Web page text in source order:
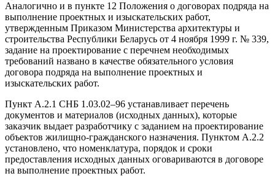
Аналогично и в пункте 12 Положения о договорах подряда на
выполнение проектных и изыскательских работ,
утвержденным Приказом Министерства архитектуры и
строительства Республики Беларусь от 4 ноября 1999 г. № 339,
задание на проектирование с перечнем необходимых
требований названо в качестве обязательного условия
договора подряда на выполнение проектных и
изыскательских работ.
Пункт А.2.1 СНБ 1.03.02–96 устанавливает перечень
документов и материалов (исходных данных), которые
заказчик выдает разработчику с заданием на проектирование
объектов жилищно-гражданского назначения. Пунктом А.2.2
установлено, что номенклатура, порядок и сроки
предоставления исходных данных оговариваются в договоре
на выполнение проектных работ.